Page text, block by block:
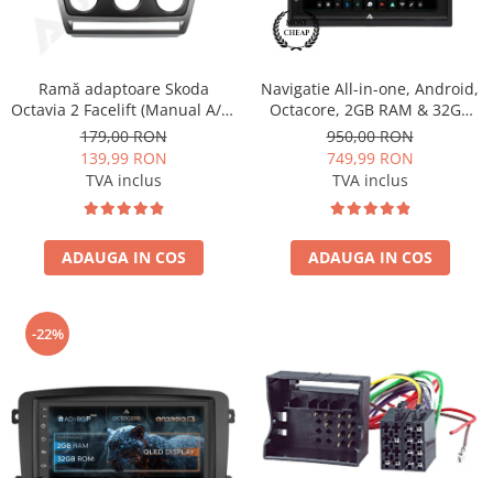
Rame adaptoare Hummer
Camere marșarier auto
Camere marșarier universale
Camere Skoda
Camere Volkswagen
Camere Audi
Camere BMW
Camere Ford
Ramă adaptoare Skoda
Octavia 2 Facelift (Manual A/C)
2009-2013 - fațetă 213×133
(RNS 510 / RCD 330), montaj
dedicat
179,00 RON
139,99 RON
TVA inclus
ADAUGA IN COS
Navigatie All-in-one, Android,
Octacore, 2GB RAM & 32GB
ROM, 7 Inch - AD-BGP1002
950,00 RON
749,99 RON
TVA inclus
ADAUGA IN COS
-22%